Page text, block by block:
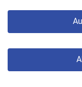
© VBL 2026